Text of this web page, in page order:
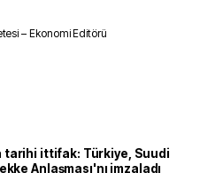
– Ekonomi Editörü
tarihi ittifak: Türkiye, Suudi
Anlaşması'nı imzaladı